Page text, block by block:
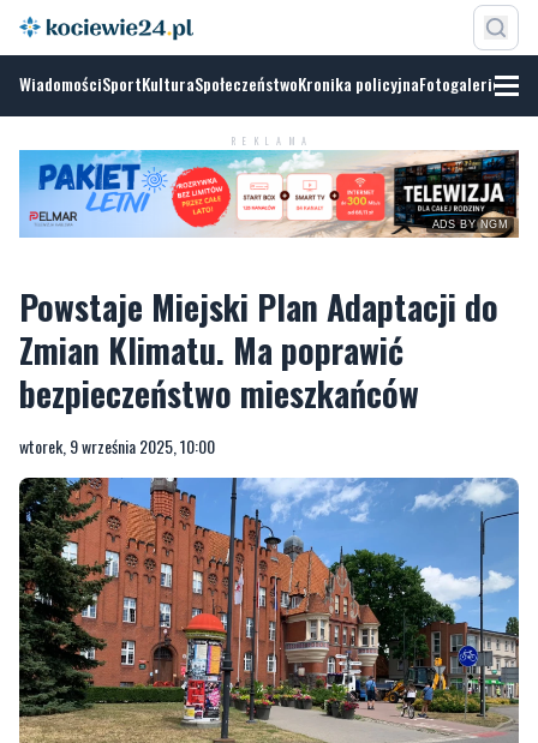
WiadomościSportKulturaSpołeczeństwoKronika policyjnaFotogalerie
REKLAMA
ADS BY NGM
Powstaje Miejski Plan Adaptacji do
Zmian Klimatu. Ma poprawić
bezpieczeństwo mieszkańców
wtorek, 9 września 2025, 10:00